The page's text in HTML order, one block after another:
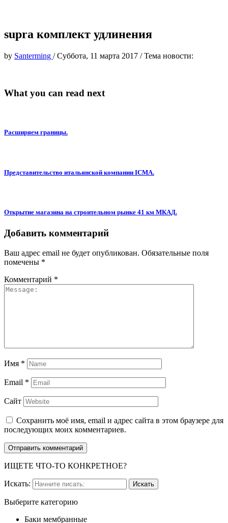
supra комплект удлинения
by Santerming /Суббота, 11 марта 2017 /Тема новости:
What you can read next
Расширяем границы.
Представительство итальянской компании ICMA.
Открытие магазина на строительном рынке 41 км МКАД.
Добавить комментарий
Ваш адрес email не будет опубликован. Обязательные поля
помечены *
Комментарий *
Имя *
Email *
Сайт
Сохранить моё имя, email и адрес сайта в этом браузере для
последующих моих комментариев.
ИЩЕТЕ ЧТО-ТО КОНКРЕТНОЕ?
Искать:
Выберите категорию
Баки мембранные